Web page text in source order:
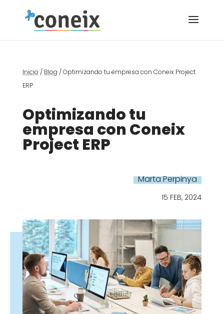
Inicio / Blog /Optimizando tu empresa con Coneix Project
ERP
Optimizando tu
empresa con Coneix
Project ERP
Marta Perpinya
15 FEB, 2024